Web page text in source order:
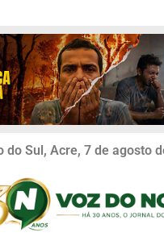
do Sul, Acre, 7 de agosto